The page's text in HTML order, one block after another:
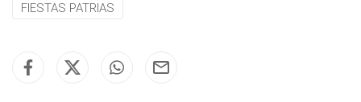
FIESTAS PATRIAS